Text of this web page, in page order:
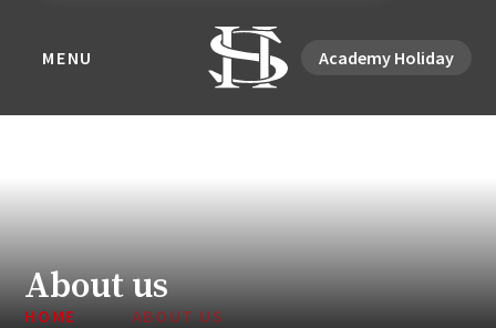
MENU Academy Holiday
About us
HOME ABOUT US